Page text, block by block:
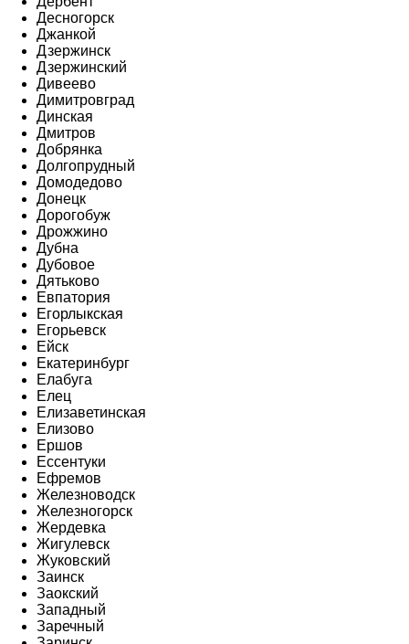
Десногорск
Джанкой
Дзержинск
Дзержинский
Дивеево
Димитровград
Динская
Дмитров
Добрянка
Долгопрудный
Домодедово
Донецк
Дорогобуж
Дрожжино
Дубна
Дубовое
Дятьково
Евпатория
Егорлыкская
Егорьевск
Ейск
Екатеринбург
Елабуга
Елец
Елизаветинская
Елизово
Ершов
Ессентуки
Ефремов
Железноводск
Железногорск
Жердевка
Жигулевск
Жуковский
Заинск
Заокский
Западный
Заречный